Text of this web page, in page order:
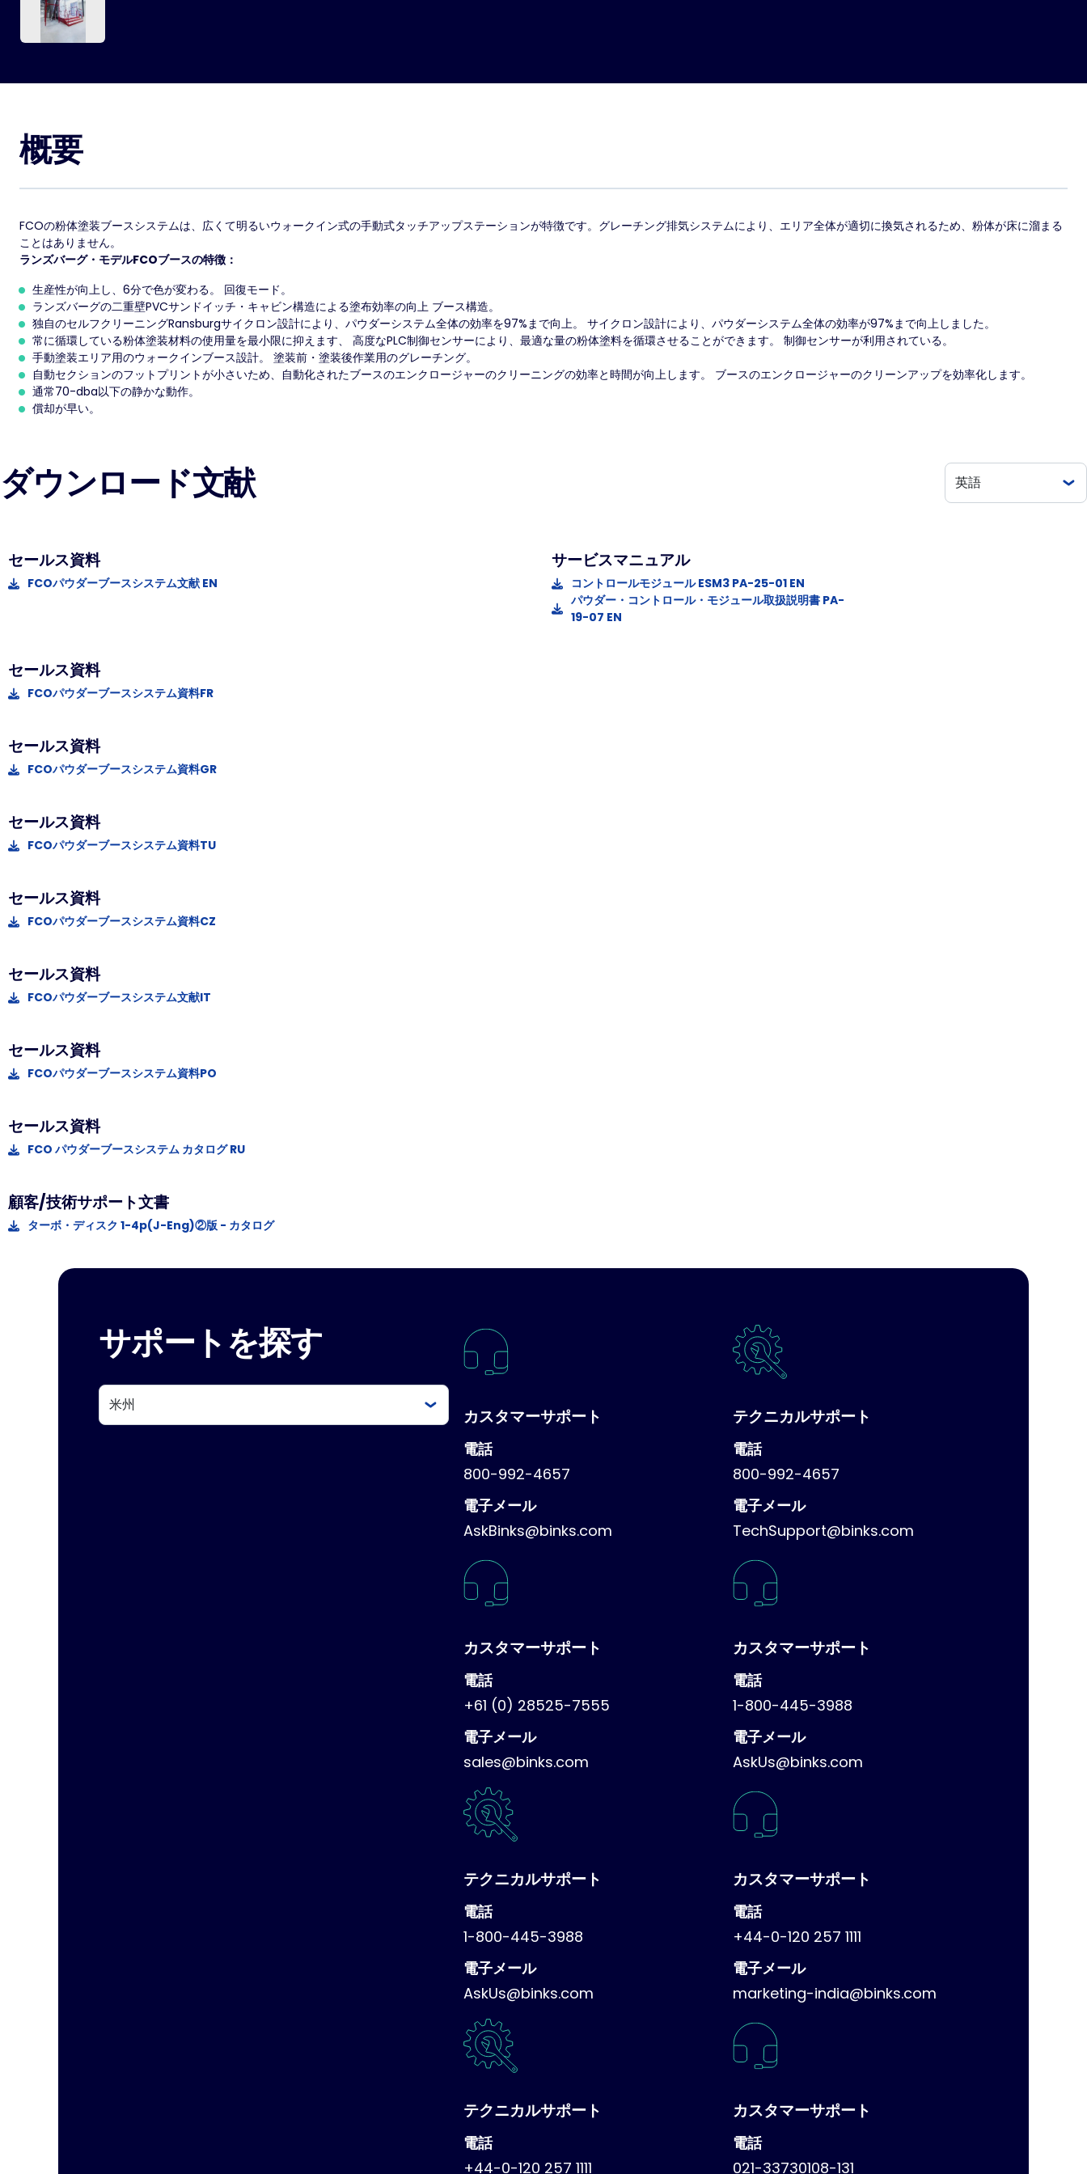
概要
FCOの粉体塗装ブースシステムは、広くて明るいウォークイン式の手動式タッチアップステーションが特徴です。グレーチング排気システムにより、エリア全体が適切に換気されるため、粉体が床に溜まる
ことはありません。
ランズバーグ・モデルFCOブースの特徴：
生産性が向上し、6分で色が変わる。 回復モード。
ランズバーグの二重壁PVCサンドイッチ・キャビン構造による塗布効率の向上 ブース構造。
独自のセルフクリーニングRansburgサイクロン設計により、パウダーシステム全体の効率を97%まで向上。サイクロン設計により、パウダーシステム全体の効率が97%まで向上しました。
常に循環している粉体塗装材料の使用量を最小限に抑えます、高度なPLC制御センサーにより、最適な量の粉体塗料を循環させることができます。制御センサーが利用されている。
手動塗装エリア用のウォークインブース設計。塗装前・塗装後作業用のグレーチング。
自動セクションのフットプリントが小さいため、自動化されたブースのエンクロージャーのクリーニングの効率と時間が向上します。 ブースのエンクロージャーのクリーンアップを効率化します。
通常70-dba以下の静かな動作。
償却が早い。
ダウンロード文献
セールス資料
FCOパウダーブースシステム文献 EN
サービスマニュアル
コントロールモジュール ESM3 PA-25-01 EN
パウダー・コントロール・モジュール取扱説明書 PA-
19-07 EN
セールス資料
FCOパウダーブースシステム資料FR
セールス資料
FCOパウダーブースシステム資料GR
セールス資料
FCOパウダーブースシステム資料TU
セールス資料
FCOパウダーブースシステム資料CZ
セールス資料
FCOパウダーブースシステム文献IT
セールス資料
FCOパウダーブースシステム資料PO
セールス資料
FCO パウダーブースシステム カタログ RU
顧客/技術サポート文書
ターボ・ディスク 1-4p(J-Eng)②版 - カタログ
サポートを探す
カスタマーサポート
電話
800-992-4657
電子メール
AskBinks@binks.com
テクニカルサポート
電話
800-992-4657
電子メール
TechSupport@binks.com
カスタマーサポート
電話
+61 (0) 28525-7555
電子メール
sales@binks.com
カスタマーサポート
電話
1-800-445-3988
電子メール
AskUs@binks.com
テクニカルサポート
電話
1-800-445-3988
電子メール
AskUs@binks.com
カスタマーサポート
電話
+44-0-120 257 1111
電子メール
marketing-india@binks.com
テクニカルサポート
電話
+44-0-120 257 1111
カスタマーサポート
電話
021-33730108-131